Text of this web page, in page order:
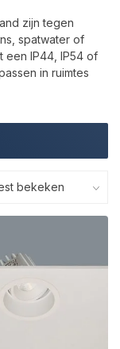
zijn tegen
spatwater of
een IP44, IP54 of
in ruimtes